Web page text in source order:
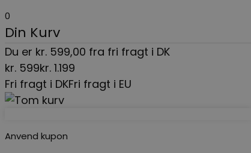
0
Din Kurv
Du er kr. 599,00 fra fri fragt i DK
kr. 599kr. 1.199
Fri fragt i DKFri fragt i EU
Anvend kupon